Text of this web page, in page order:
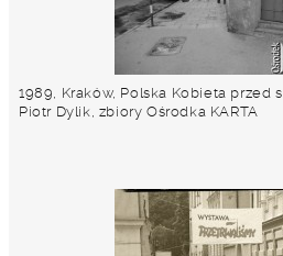
1989, Kraków, Polska Kobieta przed
Piotr Dylik, zbiory Ośrodka KARTA